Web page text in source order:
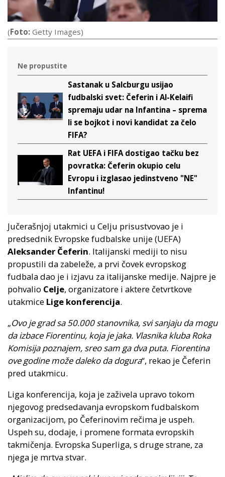
(Foto: Getty Images)
Ne propustite
Sastanak u Salcburgu usijao
fudbalski svet: Čeferin i Al-Kelaifi
spremaju udar na Infantina – sprema
li se bojkot i novi kandidat za čelo
FIFA?
Rat UEFA i FIFA dostigao tačku bez
povratka: Čeferin okupio celu
Evropu i izglasao jedinstveno "NE"
Infantinu!
Jučerašnjoj utakmici u Celju prisustvovao je i
predsednik Evropske fudbalske unije (UEFA)
Aleksander Čeferin. Italijanski mediji to nisu
propustili da zabeleže, a prvi čovek evropskog
fudbala dao je i izjavu za italijanske medije. Najpre je
pohvalio Celje, organizatore i aktere četvrtkove
utakmice Lige konferencija.
„Ovo je grad sa 50.000 stanovnika, svi sanjaju da mogu
da izbace Fiorentinu, koja je jaka. Vlasnika kluba Roka
Komisija poznajem, sreo sam ga dva puta. Fiorentina
ove godine može daleko da dogura“, rekao je Čeferin
pred utakmicu.
Liga konferencija, koja je zaživela upravo tokom
njegovog predsedavanja evropskom fudbalskom
organizacijom, po Čeferinovim rečima je uspeh.
Uspeh su, dodaje, i promene formata evropskih
takmičenja. Evropska Superliga, s druge strane, za
njega je mrtva stvar.